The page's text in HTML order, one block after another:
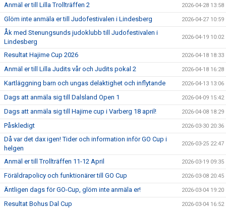
Anmäl er till Lilla Trollträffen 2 2026-04-28 13:58
Glöm inte anmäla er till Judofestivalen i Lindesberg 2026-04-27 10:59
Åk med Stenungsunds judoklubb till Judofestivalen i
Lindesberg
2026-04-19 10:02
Resultat Hajime Cup 2026 2026-04-18 18:33
Anmäl er till Lilla Judits vår och Judits pokal 2 2026-04-18 16:28
Kartläggning barn och ungas delaktighet och inflytande 2026-04-13 13:06
Dags att anmäla sig till Dalsland Open 1 2026-04-09 15:42
Dags att anmäla sig till Hajime cup i Varberg 18 april! 2026-04-08 18:29
Påskledigt 2026-03-30 20:36
Då var det dax igen! Tider och information inför GO Cup i
helgen
2026-03-25 22:47
Anmäl er till Trollträffen 11-12 April 2026-03-19 09:35
Föräldrapolicy och funktionärer till GO Cup 2026-03-08 20:45
Äntligen dags för GO-Cup, glöm inte anmäla er! 2026-03-04 19:20
Resultat Bohus Dal Cup 2026-03-04 16:52